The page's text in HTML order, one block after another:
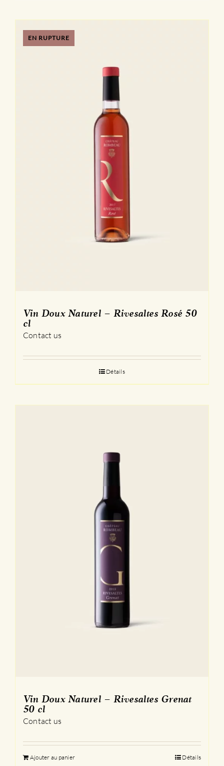
EN RUPTURE
Vin Doux Naturel – Rivesaltes Rosé 50
cl
Contact us
Détails
Vin Doux Naturel – Rivesaltes Grenat
50 cl
Contact us
Ajouter au panier Détails